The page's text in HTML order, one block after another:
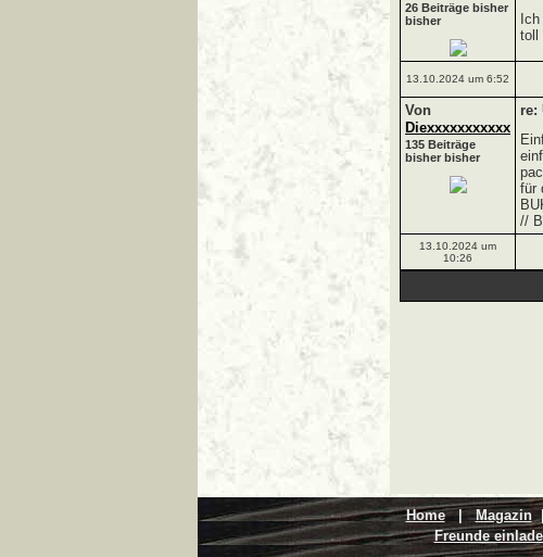
26 Beiträge bisher
bisher
toll
13.10.2024 um 6:52
Von
Diexxxxxxxxxxx
135 Beiträge
bisher bisher
re:
für
//
13.10.2024 um
10:26
Home|Magazin
Freunde